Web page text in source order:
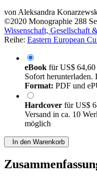
vonAleksandra
©2020 Monographie 288
Wissenschaft, Gesellschaft
Reihe: Eastern European
eBook fürUS$ 64,60
Sofort
Format: PDF und
Hardcover fürUS$
Versand in ca. 10
möglich
In den Warenkorb